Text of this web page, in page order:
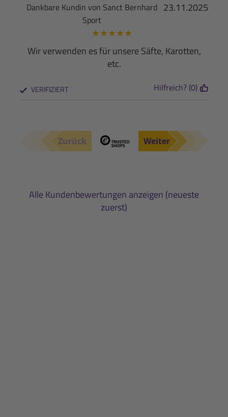
23.11.2025
Dankbare Kundin von Sanct Bernhard
Sport
★★★★★
Wir verwenden es für unsere Säfte, Karotten,
etc.
VERIFIZIERT Hilfreich? (0)
Zurück Weiter
Alle Kundenbewertungen anzeigen (neueste
zuerst)